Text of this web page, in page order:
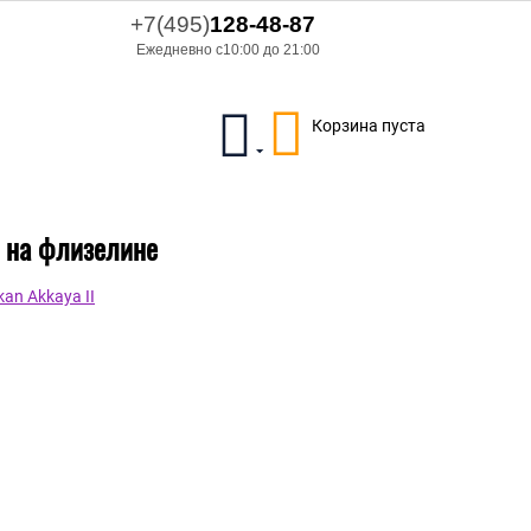
+7(495)128-48-87
Ежедневно с10:00 до 21:00
Корзина пуста
флизелине
Akkaya II